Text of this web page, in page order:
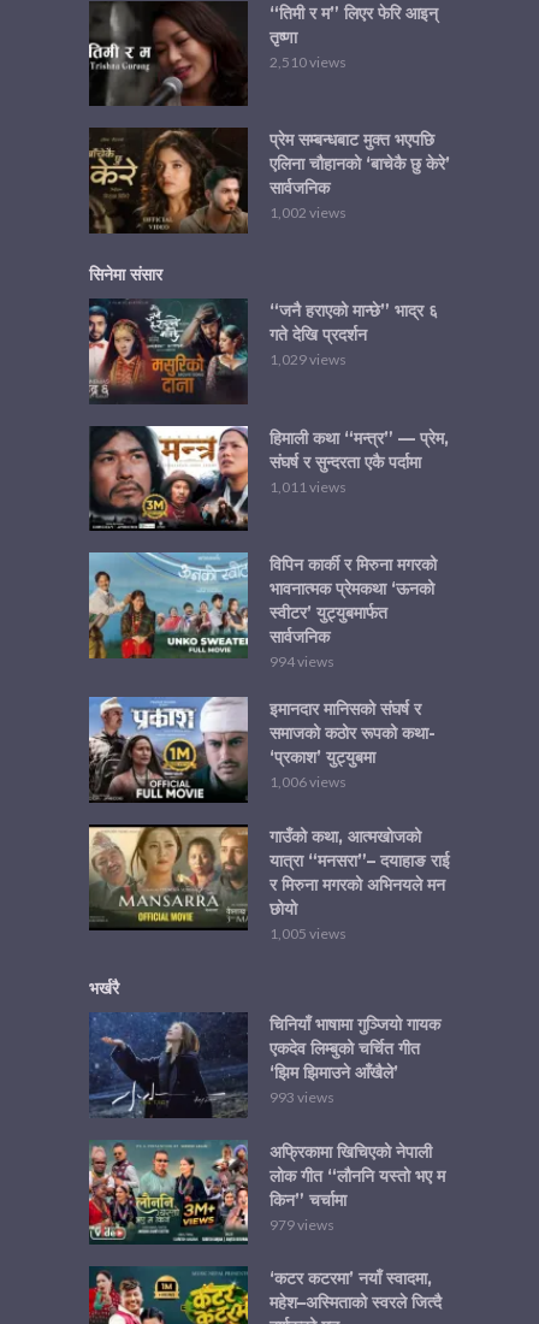
“तिमी र म” लिएर फेरि आइन्
तृष्णा
2,510 views
प्रेम सम्बन्धबाट मुक्त भएपछि
एलिना चौहानको ‘बाचेकै छु केरे’
सार्वजनिक
1,002 views
सिनेमा संसार
“जनै हराएको मान्छे” भाद्र ६
गते देखि प्रदर्शन
1,029 views
हिमाली कथा “मन्त्र” — प्रेम,
संघर्ष र सुन्दरता एकै पर्दामा
1,011 views
विपिन कार्की र मिरुना मगरको
भावनात्मक प्रेमकथा ‘ऊनको
स्वीटर’ युट्युबमार्फत
सार्वजनिक
994 views
इमानदार मानिसको संघर्ष र
समाजको कठोर रूपको कथा-
‘प्रकाश’ युट्युबमा
1,006 views
गाउँको कथा, आत्मखोजको
यात्रा “मनसरा”– दयाहाङ राई
र मिरुना मगरको अभिनयले मन
छोयो
1,005 views
भर्खरै
चिनियाँ भाषामा गुञ्जियो गायक
एकदेव लिम्बुको चर्चित गीत
‘झिम झिमाउने आँखैले’
993 views
अफ्रिकामा खिचिएको नेपाली
लोक गीत “लौननि यस्तो भए म
किन” चर्चामा
979 views
‘कटर कटरमा’ नयाँ स्वादमा,
महेश–अस्मिताको स्वरले जित्दै